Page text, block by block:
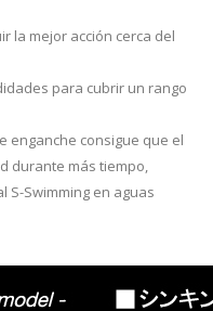
la mejor acción cerca del
para cubrir un rango
enganche consigue que el
durante más tiempo,
S-Swimming en aguas